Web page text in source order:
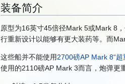
装备简介
原型为16英寸45倍径Mark 5或Mark 8
行重新设计以能够有更大装药等。而
这些船并不能使用2700磅AP Mark 8“超
使用的2110磅AP Mark 3而言，炮弹更